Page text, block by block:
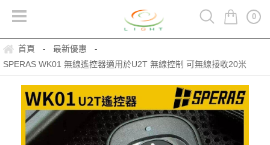
0
首頁 - 最新優惠 -
SPERAS WK01 無線遙控器適用於U2T 無線控制 可無線接收20米